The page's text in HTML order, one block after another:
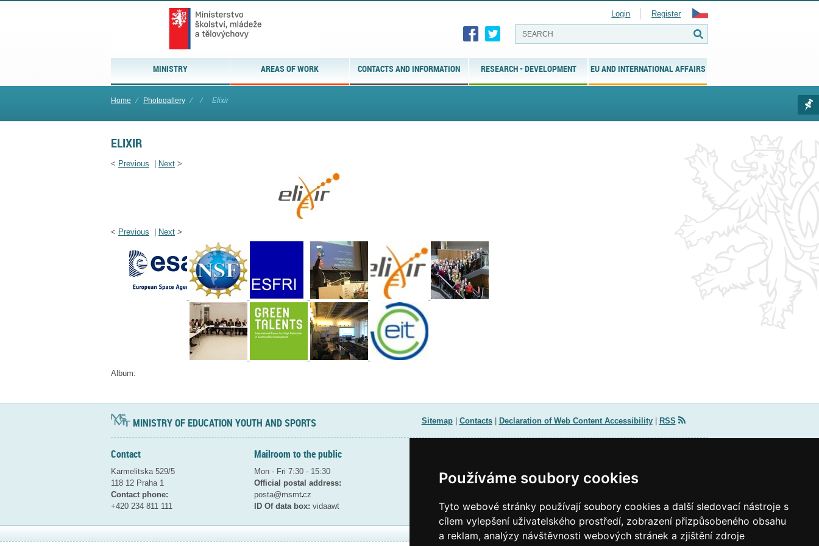
Používáme soubory cookies
Tyto webové stránky používají soubory cookies a další sledovací nástroje s
cílem vylepšení uživatelského prostředí, zobrazení přizpůsobeného obsahu
a reklam, analýzy návštěvnosti webových stránek a zjištění zdroje
MINISTRY AREAS OF WORK CONTACTS AND INFORMATION RESEARCH - DEVELOPMENT EU AND INTERNATIONAL AFFAIRS
Login Register
Home ⁄ Photogallery ⁄ ⁄ Elixir
ELIXIR
< Previous Next >
< Previous Next >
Album:
MINISTRY OF EDUCATION YOUTH AND SPORTS Sitemap| Contacts| Declaration of Web Content Accessibility| RSS
Contact
Karmelitska 529/5
118 12 Praha 1
Contact phone:
+420 234 811 111
Mailroom to the public
Mon - Fri 7:30 - 15:30
Official postal address:
posta@msmtcz
ID Of data box: vidaawt
tel.: +420 234 811 716
e-mail:press@msmt
tel. : +420 234 812 180
tel. : +420 234 811 725